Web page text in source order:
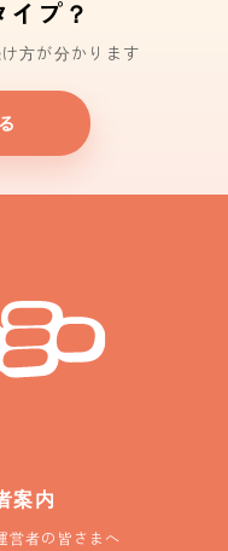
プ？
方が分かります
案内
営者の皆さまへ